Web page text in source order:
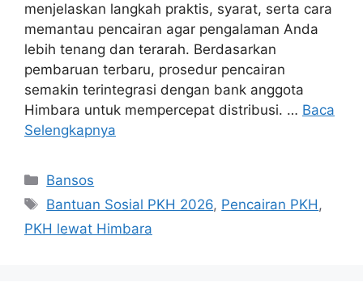
menjelaskan langkah praktis, syarat, serta cara
memantau pencairan agar pengalaman Anda
lebih tenang dan terarah. Berdasarkan
pembaruan terbaru, prosedur pencairan
semakin terintegrasi dengan bank anggota
Himbara untuk mempercepat distribusi. … Baca
Selengkapnya
Kategori
Bansos
Tag
Bantuan Sosial PKH 2026, Pencairan PKH,
PKH lewat Himbara